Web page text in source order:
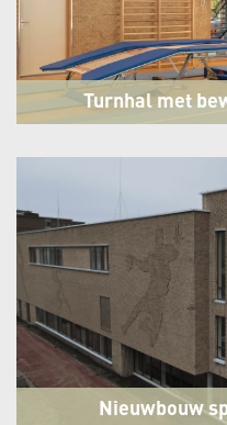
Turnhal met
Nieuwbouw